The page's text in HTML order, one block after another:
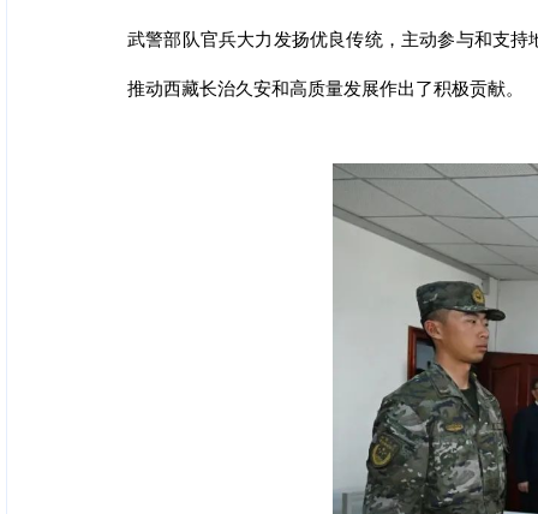
武警部队官兵大力发扬优良传统，主动参与和支
推动西藏长治久安和高质量发展作出了积极贡献。